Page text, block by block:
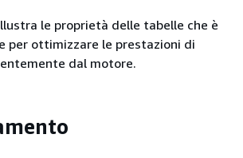
le proprietà delle tabelle che è
per ottimizzare le prestazioni di
dal motore.